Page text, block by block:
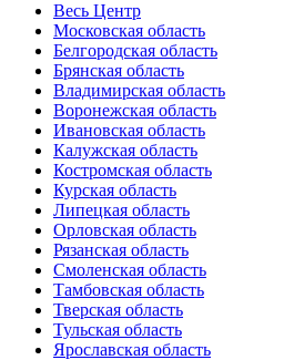
Весь Центр
Московская область
Белгородская область
Брянская область
Владимирская область
Воронежская область
Ивановская область
Калужская область
Костромская область
Курская область
Липецкая область
Орловская область
Рязанская область
Смоленская область
Тамбовская область
Тверская область
Тульская область
Ярославская область